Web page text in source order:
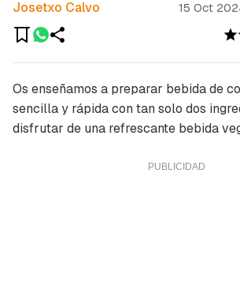
Josetxo Calvo 15 Oct
Os enseñamos a preparar bebida de
sencilla y rápida con tan solo dos
disfrutar de una refrescante bebida